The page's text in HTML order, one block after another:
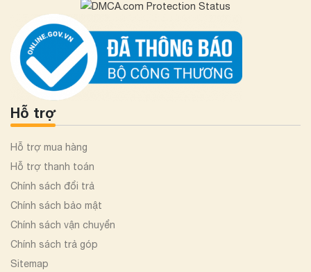
Hỗ trợ
Hỗ trợ mua hàng
Hỗ trợ thanh toán
Chính sách đổi trả
Chính sách bảo mật
Chính sách vận chuyển
Chính sách trả góp
Sitemap